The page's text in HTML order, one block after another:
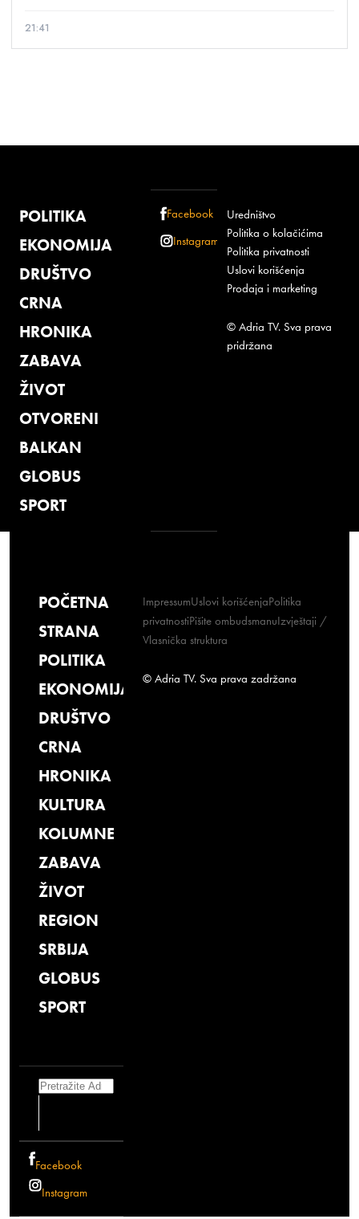
21:41
POLITIKA
EKONOMIJA
DRUŠTVO
CRNA
HRONIKA
ZABAVA
ŽIVOT
OTVORENI
BALKAN
GLOBUS
SPORT
Facebook
Instagram
Uredništvo
Politika o kolačićima
Politika privatnosti
Uslovi korišćenja
Prodaja i marketing
© Adria TV. Sva prava
pridržana
POČETNA
STRANA
POLITIKA
EKONOMIJA
DRUŠTVO
CRNA
HRONIKA
KULTURA
KOLUMNE
ZABAVA
ŽIVOT
REGION
SRBIJA
GLOBUS
SPORT
Search
Facebook
Instagram
ImpressumUslovi korišćenjaPolitika
privatnostiPišite ombudsmanuIzvještaji /
Vlasnička struktura
© Adria TV. Sva prava zadržana